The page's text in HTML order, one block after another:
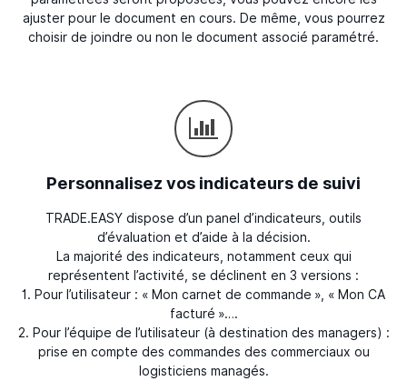
ajuster pour le document en cours. De même, vous pourrez
choisir de joindre ou non le document associé paramétré.
Personnalisez vos indicateurs de suivi
TRADE.EASY dispose d’un panel d’indicateurs, outils
d’évaluation et d’aide à la décision.
La majorité des indicateurs, notamment ceux qui
représentent l’activité, se déclinent en 3 versions :
1. Pour l’utilisateur : « Mon carnet de commande », « Mon CA
facturé »….
2. Pour l’équipe de l’utilisateur (à destination des managers) :
prise en compte des commandes des commerciaux ou
logisticiens managés.